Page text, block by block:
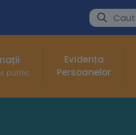
public
Evidența
Persoanelor